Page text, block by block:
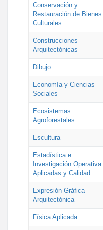
Conservación y
Restauración de Bienes
Culturales
Construcciones
Arquitectónicas
Dibujo
Economía y Ciencias
Sociales
Ecosistemas
Agroforestales
Escultura
Estadística e
Investigación Operativa
Aplicadas y Calidad
Expresión Gráfica
Arquitectónica
Física Aplicada